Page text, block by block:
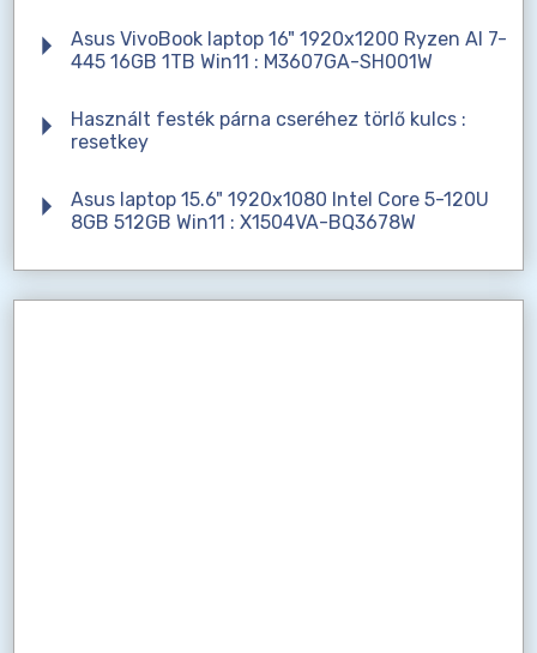
Asus VivoBook laptop 16" 1920x1200 Ryzen AI 7-
445 16GB 1TB Win11 : M3607GA-SH001W
Használt festék párna cseréhez törlő kulcs :
resetkey
Asus laptop 15.6" 1920x1080 Intel Core 5-120U
8GB 512GB Win11 : X1504VA-BQ3678W